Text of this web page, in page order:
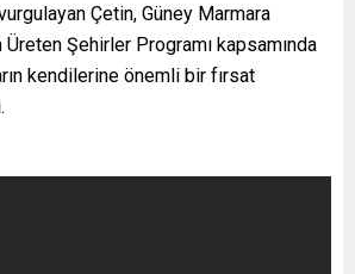
Çetin, Güney Marmara
Üreten Şehirler Programı kapsamında
kendilerine önemli bir fırsat